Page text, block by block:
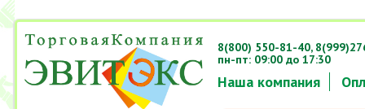
Наша компания
8(800) 550-81-40,
пн-пт: 09:00 до 17:30